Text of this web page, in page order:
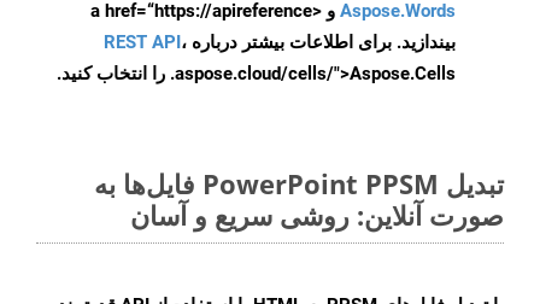
Aspose.Words
و <a href=“https://apireference
بیندازید. برای اطلاعات بیشتر درباره REST API،
.aspose.cloud/cells/">Aspose.Cells را انتخاب کنید.
تبدیل PowerPoint PPSM فایل‌ها به
صورت آنلاین: روشی سریع و آسان